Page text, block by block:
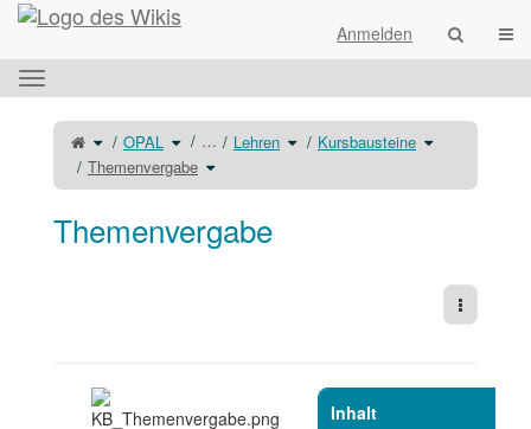
Startseite
Anmelden
Das
horizontale
Menü
umschalten.
Schalte
denübergeordneten
Baum
von
Themenvergabe
um.
OPAL Schalte
denVerzeichnisbaum
unter
OPAL
um.
… Lehren Schalte
denVerzeichnisbaum
Kursbausteine Schalte
den
Themenvergabe Schalte
den
unter
Themenvergabe
Themenvergabe
Weitere
Inhalt